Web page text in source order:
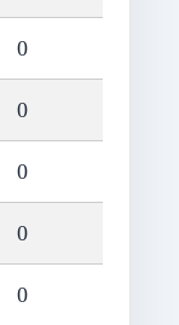
0
0
0
0
0